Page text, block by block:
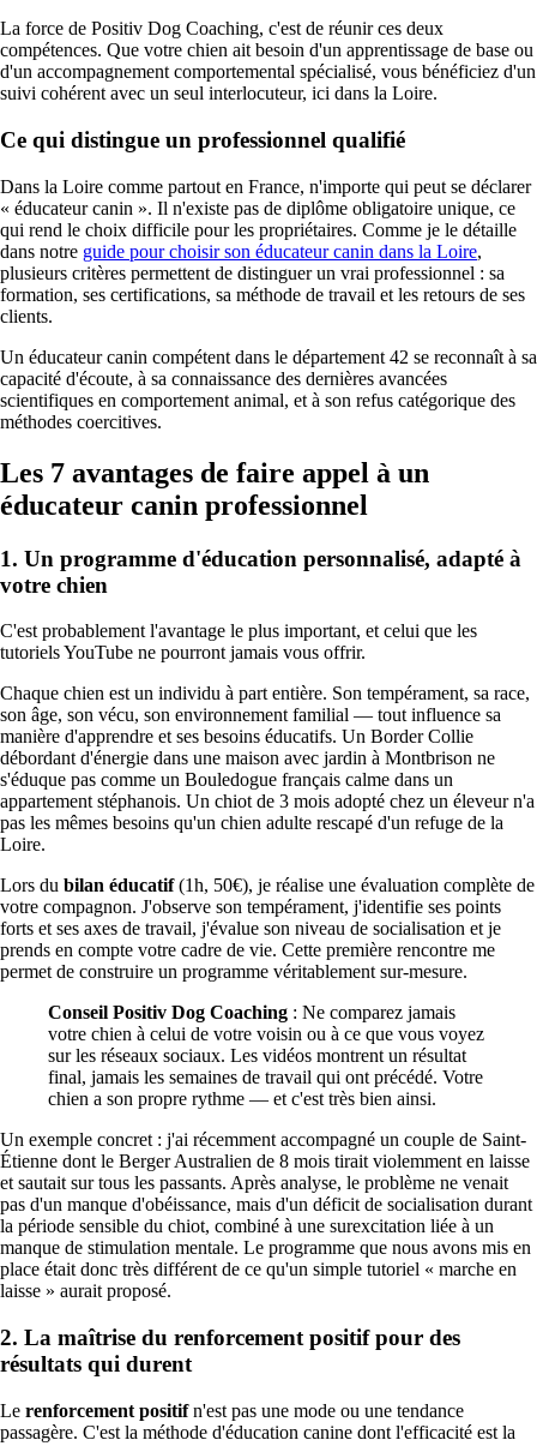
La force de Positiv Dog Coaching, c'est de réunir ces deux
compétences. Que votre chien ait besoin d'un apprentissage de base ou
d'un accompagnement comportemental spécialisé, vous bénéficiez d'un
suivi cohérent avec un seul interlocuteur, ici dans la Loire.
Ce qui distingue un professionnel qualifié
Dans la Loire comme partout en France, n'importe qui peut se déclarer
« éducateur canin ». Il n'existe pas de diplôme obligatoire unique, ce
qui rend le choix difficile pour les propriétaires. Comme je le détaille
dans notre guide pour choisir son éducateur canin dans la Loire,
plusieurs critères permettent de distinguer un vrai professionnel : sa
formation, ses certifications, sa méthode de travail et les retours de ses
clients.
Un éducateur canin compétent dans le département 42 se reconnaît à sa
capacité d'écoute, à sa connaissance des dernières avancées
scientifiques en comportement animal, et à son refus catégorique des
méthodes coercitives.
Les 7 avantages de faire appel à un
éducateur canin professionnel
1. Un programme d'éducation personnalisé, adapté à
votre chien
C'est probablement l'avantage le plus important, et celui que les
tutoriels YouTube ne pourront jamais vous offrir.
Chaque chien est un individu à part entière. Son tempérament, sa race,
son âge, son vécu, son environnement familial — tout influence sa
manière d'apprendre et ses besoins éducatifs. Un Border Collie
débordant d'énergie dans une maison avec jardin à Montbrison ne
s'éduque pas comme un Bouledogue français calme dans un
appartement stéphanois. Un chiot de 3 mois adopté chez un éleveur n'a
pas les mêmes besoins qu'un chien adulte rescapé d'un refuge de la
Loire.
Lors du bilan éducatif(1h, 50€), je réalise une évaluation complète de
votre compagnon. J'observe son tempérament, j'identifie ses points
forts et ses axes de travail, j'évalue son niveau de socialisation et je
prends en compte votre cadre de vie. Cette première rencontre me
permet de construire un programme véritablement sur-mesure.
Conseil Positiv Dog Coaching : Ne comparez jamais
votre chien à celui de votre voisin ou à ce que vous voyez
sur les réseaux sociaux. Les vidéos montrent un résultat
final, jamais les semaines de travail qui ont précédé. Votre
chien a son propre rythme — et c'est très bien ainsi.
Un exemple concret : j'ai récemment accompagné un couple de Saint-
Étienne dont le Berger Australien de 8 mois tirait violemment en laisse
et sautait sur tous les passants. Après analyse, le problème ne venait
pas d'un manque d'obéissance, mais d'un déficit de socialisation durant
la période sensible du chiot, combiné à une surexcitation liée à un
manque de stimulation mentale. Le programme que nous avons mis en
place était donc très différent de ce qu'un simple tutoriel « marche en
laisse » aurait proposé.
2. La maîtrise du renforcement positif pour des
résultats qui durent
Le renforcement positifn'est pas une mode ou une tendance
passagère. C'est la méthode d'éducation canine dont l'efficacité est la